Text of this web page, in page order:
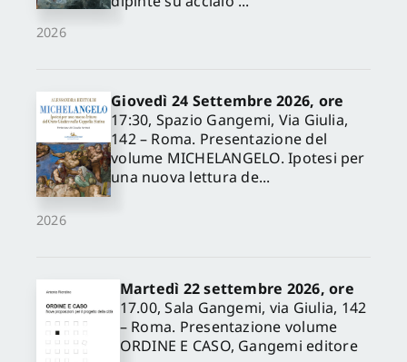
2026
2026
Giovedì 24 Settembre 2026, ore
17:30, Spazio Gangemi, Via Giulia,
142 – Roma. Presentazione del
volume MICHELANGELO. Ipotesi per
una nuova lettura de...
Martedì 22 settembre 2026, ore
17.00, Sala Gangemi, via Giulia, 142
– Roma. Presentazione volume
ORDINE E CASO, Gangemi editore